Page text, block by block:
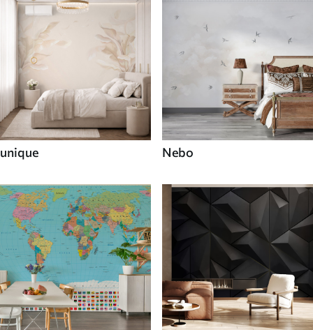
unique Nebo